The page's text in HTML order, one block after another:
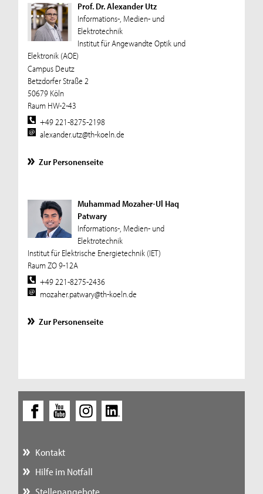
Prof. Dr. Alexander Utz
Informations-, Medien- und
Elektrotechnik
Institut für Angewandte Optik und
Elektronik (AOE)
Campus Deutz
Betzdorfer Straße 2
50679 Köln
Raum HW-2-43
+49 221-8275-2198
alexander.utz@th-koeln.de
Zur Personenseite
Muhammad Mozaher-Ul Haq
Patwary
Informations-, Medien- und
Elektrotechnik
Institut für Elektrische Energietechnik (IET)
Raum ZO 9-12A
+49 221-8275-2436
mozaher.patwary@th-koeln.de
Zur Personenseite
Kontakt
Hilfe im Notfall
Stellenangebote